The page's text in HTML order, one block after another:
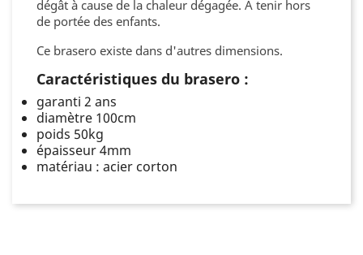
dégât à cause de la chaleur dégagée. A tenir hors
de portée des enfants.
Ce brasero existe dans d'autres dimensions.
Caractéristiques du brasero :
garanti 2 ans
diamètre 100cm
poids 50kg
épaisseur 4mm
matériau : acier corton